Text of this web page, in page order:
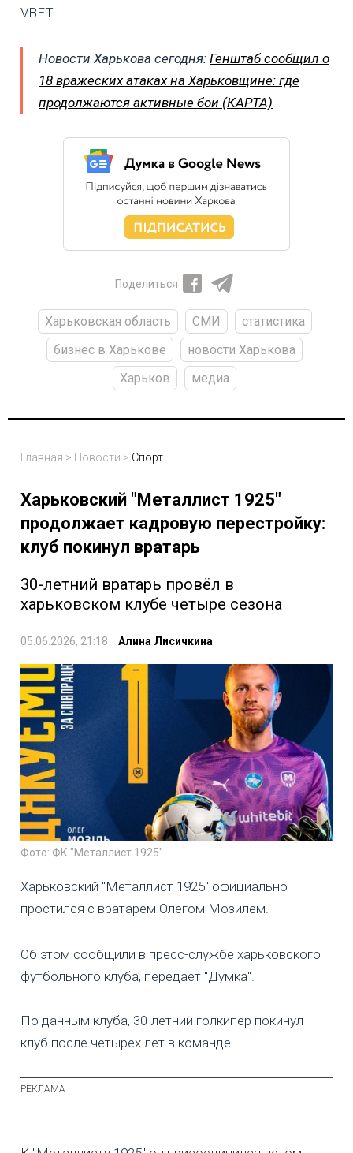
VBET.
Новости Харькова сегодня: Генштаб сообщил о
18 вражеских атаках на Харьковщине: где
продолжаются активные бои (КАРТА)
Поделиться
Харьковская область СМИ
статистика
бизнес в Харькове
новости Харькова
Харьков
медиа
Главная > Новости > Спорт
Харьковский "Металлист 1925"
продолжает кадровую перестройку:
клуб покинул вратарь
30-летний вратарь провёл в
харьковском клубе четыре сезона
05.06.2026, 21:18 Алина Лисичкина
Фото: ФК "Металлист 1925"
Харьковский "Металлист 1925" официально
простился с вратарем Олегом Мозилем.
Об этом сообщили в пресс-службе харьковского
футбольного клуба, передает "Думка".
По данным клуба, 30-летний голкипер покинул
клуб после четырех лет в команде.